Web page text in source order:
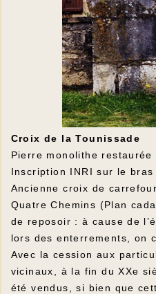
Croix de la Tounissade
Pierre monolithe restaurée
Inscription INRI sur le bras
Ancienne croix de
Quatre Chemins (Plan
de reposoir : à cause de
lors des enterrements, on
Avec la cession aux
vicinaux, à la fin du XXe
été vendus, si bien que